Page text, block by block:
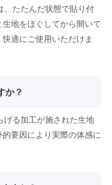
、たたんだ状態で貼り付
地をほぐしてから開いて
適にご使用いただけま
か？
げる加工が施された生地
要因により実際の体感に